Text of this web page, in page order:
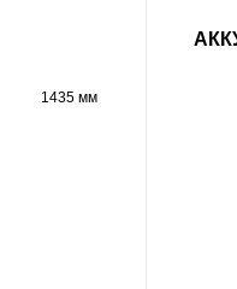
1435 мм